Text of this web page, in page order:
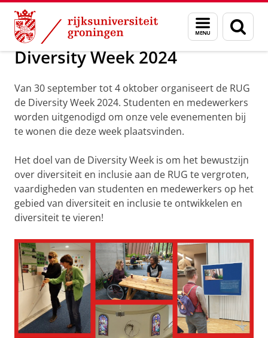
Skip
Content
Skip
Navigation
Menu
en
zoeken
Over ons Diversiteit en Inclusie voor jou
Diversity Week 2024
Van 30 september tot 4 oktober organiseert de RUG
de Diversity Week 2024. Studenten en medewerkers
worden uitgenodigd om onze vele evenementen bij
te wonen die deze week plaatsvinden.
Het doel van de Diversity Week is om het bewustzijn
over diversiteit en inclusie aan de RUG te vergroten,
vaardigheden van studenten en medewerkers op het
gebied van diversiteit en inclusie te ontwikkelen en
diversiteit te vieren!